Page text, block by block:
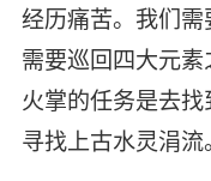
经历痛苦。我们需
需要巡回四大元
火掌的任务是去
寻找上古水灵涓流。